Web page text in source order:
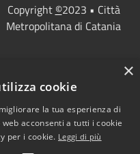
Copyright ©2023 • Città
Metropolitana di Catania
×
cookie
la tua esperienza di
acconsenti a tutti i cookie
per i cookie. Leggi di più